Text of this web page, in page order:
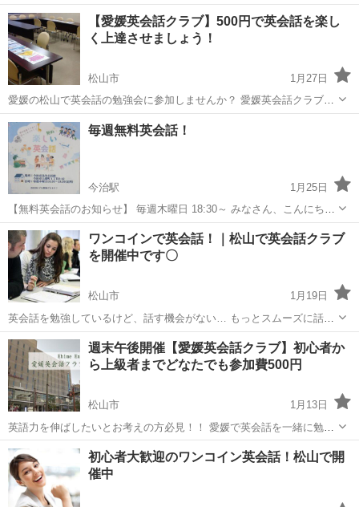
森、そしてサバイバル」 ４月12日 (日) 10:00－11:30 フィンランドと
いう「国」が生まれる前、...
愛媛 新居浜市 新居浜駅 英語 サバイバル
【愛媛英会話クラブ】500円で英会話を楽し
く上達させましょう！
松山市
1月27日
愛媛の松山で英会話の勉強会に参加しませんか？ 愛媛英会話クラブで
は、英会話の勉強会を開催しております。 ゲームやアクティビティを
通して「話す力」を鍛えます！ レベルに分かれますので、初心者から
上級者の方まで大歓...
愛媛 松山市 英語 クラブ
毎週無料英会話！
今治駅
1月25日
【無料英会話のお知らせ】 毎週木曜日 18:30～ みなさん、こんにち
は！ 毎週木曜日午後7時から、鳥生公民館で英語教室を開催していま
す。参加費は一切かかりません！教師はネイティブスピーカーです！
みんなで楽しく英語...
愛媛 今治市 今治駅 英会話 無料
ワンコインで英会話！｜松山で英会話クラブ
を開催中です〇
松山市
1月19日
英会話を勉強しているけど、話す機会がない… もっとスムーズに話せ
るようになりたい！ そんなお悩みをお持ちではありませんか？ 愛媛英
会話クラブでは、英会話の勉強会を開催しております。
http://www.ehim...
愛媛 松山市 英語 クラブ
週末午後開催【愛媛英会話クラブ】初心者か
ら上級者までどなたでも参加費500円
松山市
1月13日
英語力を伸ばしたいとお考えの方必見！！ 愛媛で英会話を一緒に勉強
しませんか 愛媛英会話クラブでは、英会話の勉強会を開催しておりま
す。 http://www.ehimeenglish.com/ 全くの初心者から...
愛媛 松山市 英会話 クラブ
初心者大歓迎のワンコイン英会話！松山で開
催中